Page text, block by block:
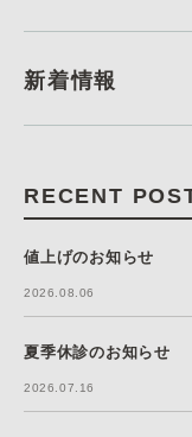
新着情報
RECENT
値上げのお知らせ
2026.08.06
夏季休診のお知らせ
2026.07.16